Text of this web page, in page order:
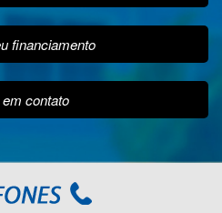
financiamento
contato